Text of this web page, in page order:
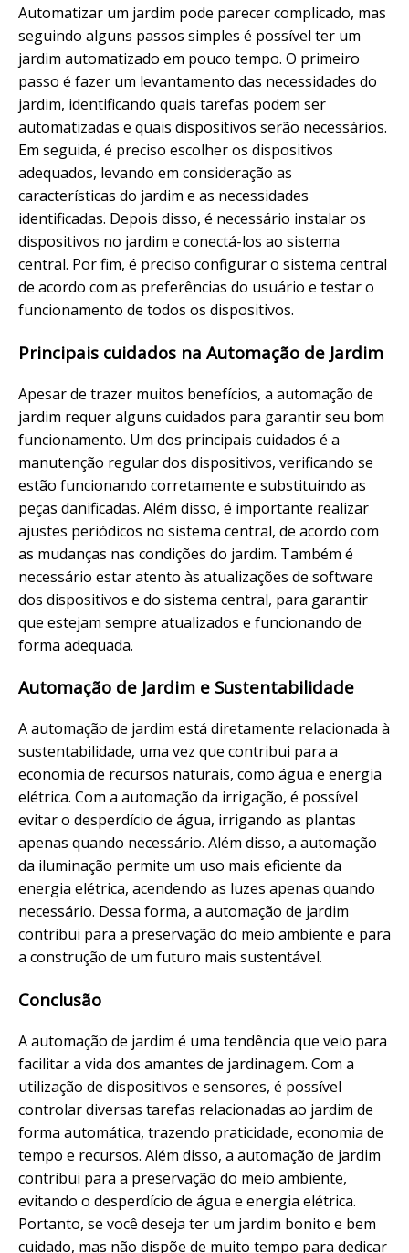
Automatizar um jardim pode parecer complicado, mas
seguindo alguns passos simples é possível ter um
jardim automatizado em pouco tempo. O primeiro
passo é fazer um levantamento das necessidades do
jardim, identificando quais tarefas podem ser
automatizadas e quais dispositivos serão necessários.
Em seguida, é preciso escolher os dispositivos
adequados, levando em consideração as
características do jardim e as necessidades
identificadas. Depois disso, é necessário instalar os
dispositivos no jardim e conectá-los ao sistema
central. Por fim, é preciso configurar o sistema central
de acordo com as preferências do usuário e testar o
funcionamento de todos os dispositivos.
Principais cuidados na Automação de Jardim
Apesar de trazer muitos benefícios, a automação de
jardim requer alguns cuidados para garantir seu bom
funcionamento. Um dos principais cuidados é a
manutenção regular dos dispositivos, verificando se
estão funcionando corretamente e substituindo as
peças danificadas. Além disso, é importante realizar
ajustes periódicos no sistema central, de acordo com
as mudanças nas condições do jardim. Também é
necessário estar atento às atualizações de software
dos dispositivos e do sistema central, para garantir
que estejam sempre atualizados e funcionando de
forma adequada.
Automação de Jardim e Sustentabilidade
A automação de jardim está diretamente relacionada à
sustentabilidade, uma vez que contribui para a
economia de recursos naturais, como água e energia
elétrica. Com a automação da irrigação, é possível
evitar o desperdício de água, irrigando as plantas
apenas quando necessário. Além disso, a automação
da iluminação permite um uso mais eficiente da
energia elétrica, acendendo as luzes apenas quando
necessário. Dessa forma, a automação de jardim
contribui para a preservação do meio ambiente e para
a construção de um futuro mais sustentável.
Conclusão
A automação de jardim é uma tendência que veio para
facilitar a vida dos amantes de jardinagem. Com a
utilização de dispositivos e sensores, é possível
controlar diversas tarefas relacionadas ao jardim de
forma automática, trazendo praticidade, economia de
tempo e recursos. Além disso, a automação de jardim
contribui para a preservação do meio ambiente,
evitando o desperdício de água e energia elétrica.
Portanto, se você deseja ter um jardim bonito e bem
cuidado, mas não dispõe de muito tempo para dedicar